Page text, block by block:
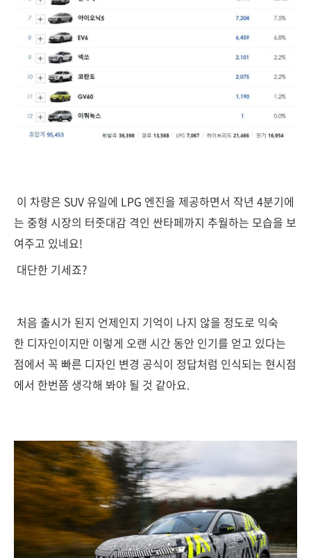
이 차량은 SUV 유일에 LPG 엔진을 제공하면서 작년 4분기에
는 중형 시장의 터줏대감 격인 싼타페까지 추월하는 모습을 보
여주고 있네요!
대단한 기세죠?
처음 출시가 된지 언제인지 기억이 나지 않을 정도로 익숙
한 디자인이지만 이렇게 오랜 시간 동안 인기를 얻고 있다는
점에서 꼭 빠른 디자인 변경 공식이 정답처럼 인식되는 현시점
에서 한번쯤 생각해 봐야 될 것 같아요.